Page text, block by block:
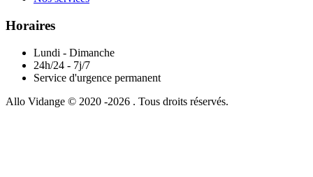
Horaires
Lundi - Dimanche
24h/24 - 7j/7
Service d'urgence permanent
Allo Vidange © 2020 -2026 . Tous droits réservés.